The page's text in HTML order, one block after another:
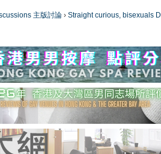
主版討論 › Straight curious, bisexuals